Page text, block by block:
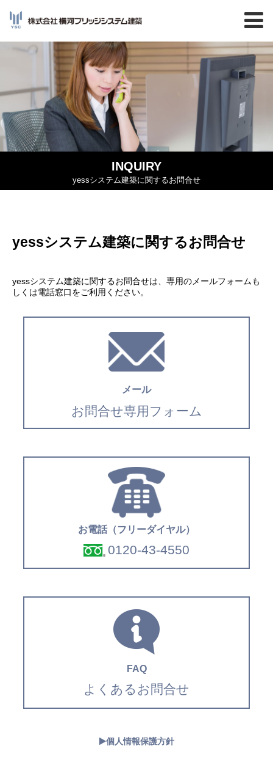
INQUIRY
yessシステム建築に関するお問合せ
yessシステム建築に関するお問合せ
yessシステム建築に関するお問合せは、専用のメールフォームも
しくは電話窓口をご利用ください。
メール
お問合せ専用フォーム
お電話（フリーダイヤル）
0120-43-4550
FAQ
よくあるお問合せ
個人情報保護方針